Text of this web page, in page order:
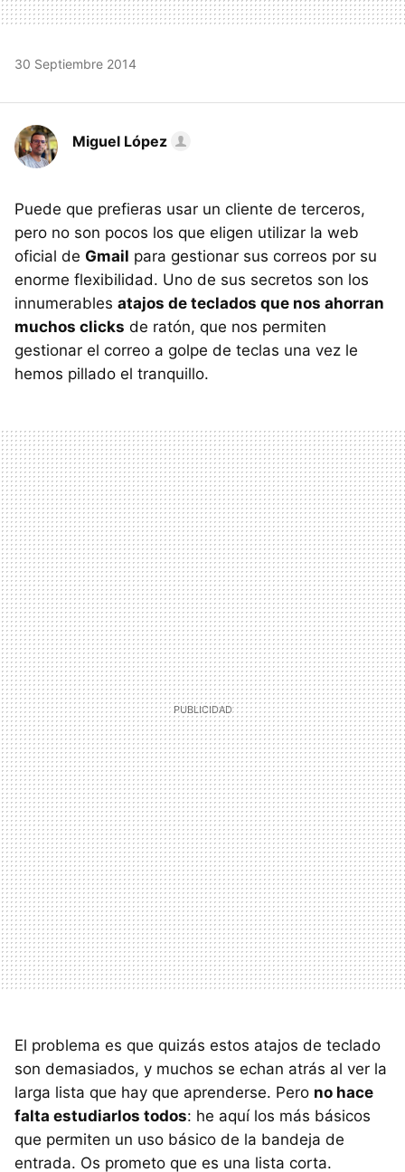
30 Septiembre 2014
Miguel López
Puede que prefieras usar un cliente de terceros,
pero no son pocos los que eligen utilizar la web
oficial de Gmail para gestionar sus correos por su
enorme flexibilidad. Uno de sus secretos son los
innumerables atajos de teclados que nos ahorran
muchos clicks de ratón, que nos permiten
gestionar el correo a golpe de teclas una vez le
hemos pillado el tranquillo.
El problema es que quizás estos atajos de teclado
son demasiados, y muchos se echan atrás al ver la
larga lista que hay que aprenderse. Pero no hace
falta estudiarlos todos: he aquí los más básicos
que permiten un uso básico de la bandeja de
entrada. Os prometo que es una lista corta.